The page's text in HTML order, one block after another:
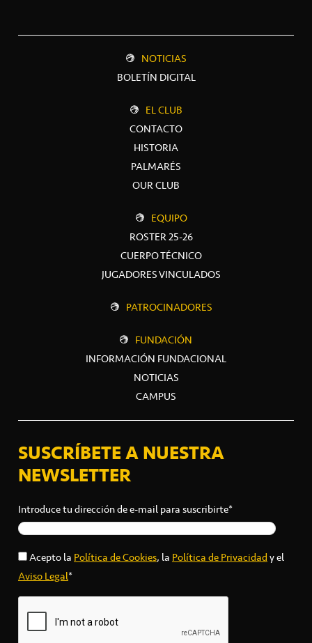
NOTICIAS
BOLETÍN DIGITAL
EL CLUB
CONTACTO
HISTORIA
PALMARÉS
OUR CLUB
EQUIPO
ROSTER 25-26
CUERPO TÉCNICO
JUGADORES VINCULADOS
PATROCINADORES
FUNDACIÓN
INFORMACIÓN FUNDACIONAL
NOTICIAS
CAMPUS
SUSCRÍBETE A NUESTRA
NEWSLETTER
Introduce tu dirección de e-mail para suscribirte*
Acepto laPolítica de Cookies, laPolítica de Privacidady el
Aviso Legal*